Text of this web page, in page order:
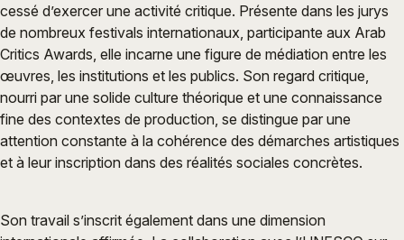
cessé d’exercer une activité critique. Présente dans les jurys
de nombreux festivals internationaux, participante aux Arab
Critics Awards, elle incarne une figure de médiation entre les
œuvres, les institutions et les publics. Son regard critique,
nourri par une solide culture théorique et une connaissance
fine des contextes de production, se distingue par une
attention constante à la cohérence des démarches artistiques
et à leur inscription dans des réalités sociales concrètes.
Son travail s’inscrit également dans une dimension